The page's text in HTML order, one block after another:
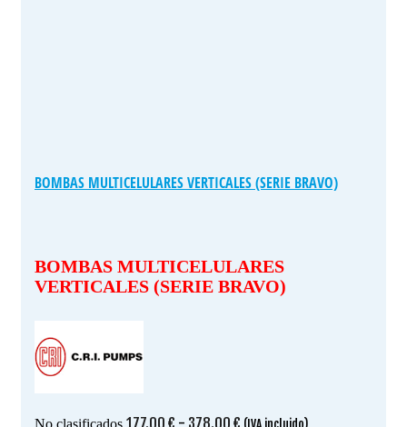
BOMBAS MULTICELULARES VERTICALES (SERIE BRAVO)
BOMBAS MULTICELULARES
VERTICALES (SERIE BRAVO)
No clasificados
Rango